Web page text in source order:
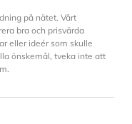
på nätet. Vårt
bra och prisvärda
eller ideér som skulle
önskemål, tveka inte att